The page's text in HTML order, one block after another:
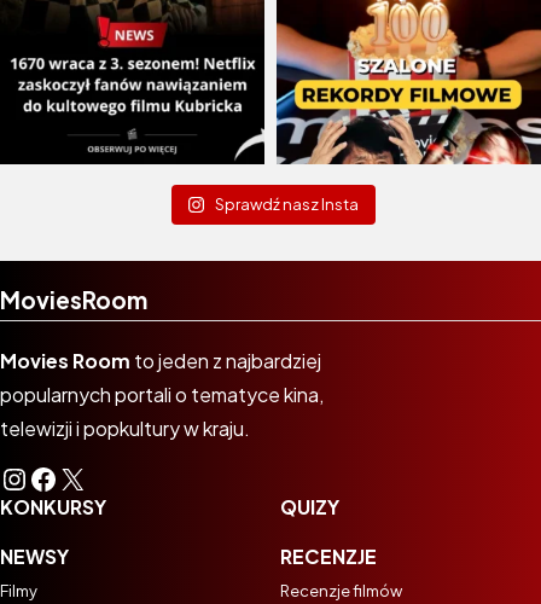
Sprawdź nasz Insta
MoviesRoom
Movies Room to jeden z najbardziej
popularnych portali o tematyce kina,
telewizji i popkultury w kraju.
Instagram
Facebook
X
KONKURSY
NEWSY
Filmy
QUIZY
RECENZJE
Recenzje filmów